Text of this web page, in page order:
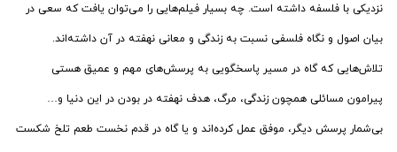
نزدیکی با فلسفه داشته است. چه بسیار فیلم‌هایی را می‌توان یافت که سعی در
بیان اصول و نگاه فلسفی نسبت به زندگی و معانی نهفته در آن داشته‌اند.
تلاش‌هایی که گاه در مسیر پاسخگویی به پرسش‌های مهم و عمیق هستی
پیرامون مسائلی همچون زندگی، مرگ، هدف نهفته در بودن در این دنیا و…
بی‌شمار پرسش دیگر، موفق عمل کرده‌اند و یا گاه در قدم نخست طعم تلخ شکست